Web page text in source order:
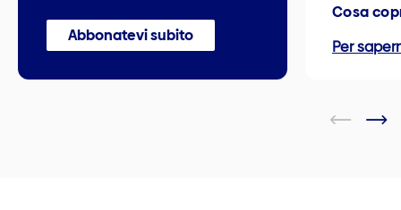
Abbonatevi subito
Cosa
Per